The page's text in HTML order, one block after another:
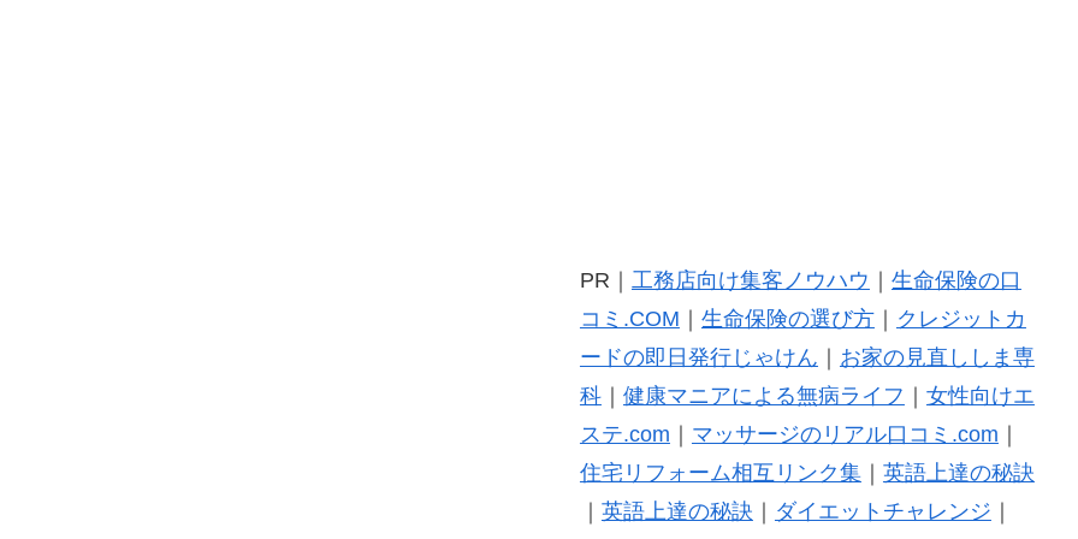
PR｜ 工務店向け集客ノウハウ
生命保険の口
コミ.COM
生命保険の選び方｜
クレジットカ
ードの即日発行じゃけん
お家の見直ししま専
科｜ 健康マニアによる無病ライフ
女性向けエ
ステ.com
マッサージのリアル口コミ.com
住宅リフォーム相互リンク集｜ 英語上達の秘訣
英語上達の秘訣 ダイエットチャレンジ